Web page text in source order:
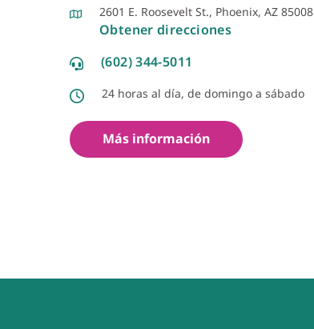
2601 E. Roosevelt St., Phoenix, AZ 85008
Obtener direcciones
(602) 344-5011
24 horas al día, de domingo a sábado
Más información